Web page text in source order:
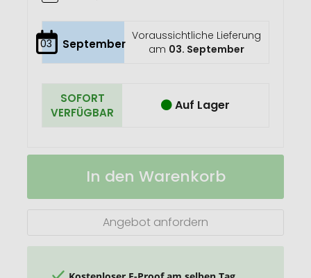
03 September
Voraussichtliche Lieferung
am 03. September
SOFORT
VERFÜGBAR
Auf Lager
Lindt
Werbeschuber
Mini
Auf
In den Warenkorb
Angebot anfordern